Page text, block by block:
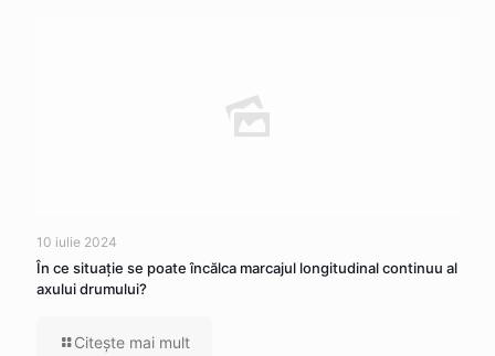
10 iulie 2024
În ce situaţie se poate încălca marcajul longitudinal continuu al
axului drumului?
Citeşte mai mult